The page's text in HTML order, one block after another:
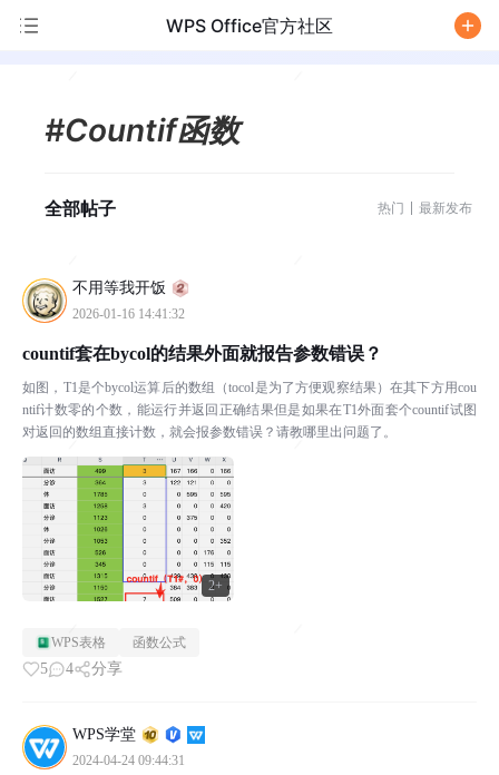
WPS Office官方社区
#Countif函数
全部帖子 热门 最新发布
不用等我开饭
2026-01-16 14:41:32
2+
countif套在bycol的结果外面就报告参数错误？
如图，T1是个bycol运算后的数组（tocol是为了方便观察结果）在其下方用cou
ntif计数零的个数，能运行并返回正确结果但是如果在T1外面套个countif试图
对返回的数组直接计数，就会报参数错误？请教哪里出问题了。
WPS表格 函数公式
5 4 分享
WPS学堂
2024-04-24 09:44:31